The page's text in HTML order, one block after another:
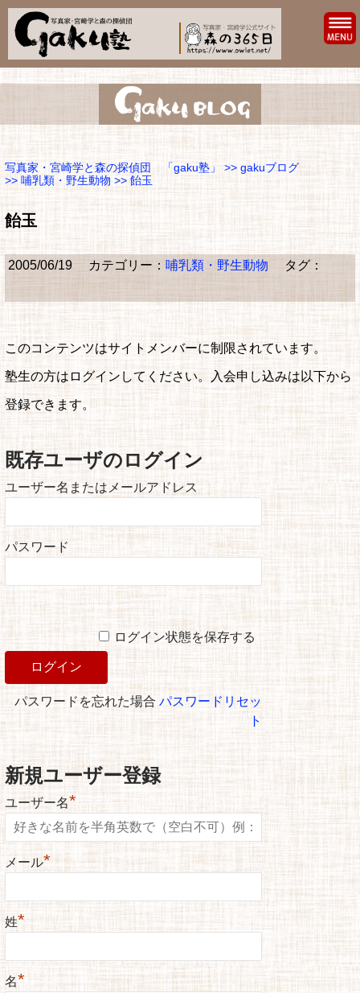
写真家・宮崎学と森の探偵団 「gaku塾」 >> gakuブログ
>> 哺乳類・野生動物 >> 飴玉
飴玉
2005/06/19 カテゴリー： 哺乳類・野生動物 タグ：
このコンテンツはサイトメンバーに制限されています。
塾生の方はログインしてください。入会申し込みは以下から
登録できます。
既存ユーザのログイン
ユーザー名またはメールアドレス
パスワード
ログイン状態を保存する
パスワードを忘れた場合パスワードリセッ
ト
新規ユーザー登録
ユーザー名*
メール*
姓*
名*